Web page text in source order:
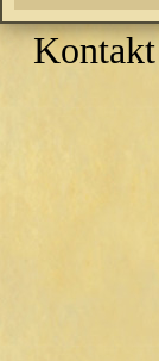
Kontakt